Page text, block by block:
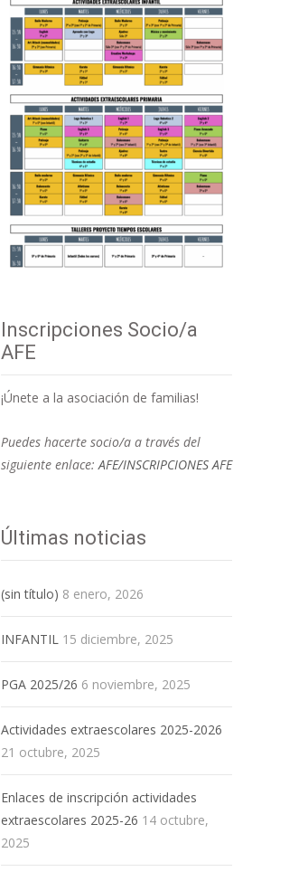
Inscripciones Socio/a
AFE
¡Únete a la asociación de familias!
Puedes hacerte socio/a a través del
siguiente enlace:AFE/INSCRIPCIONES AFE
Últimas noticias
(sin título) 8 enero, 2026
INFANTIL 15 diciembre, 2025
PGA 2025/26 6 noviembre, 2025
Actividades extraescolares 2025-2026
21 octubre, 2025
Enlaces de inscripción actividades
extraescolares 2025-26 14 octubre,
2025